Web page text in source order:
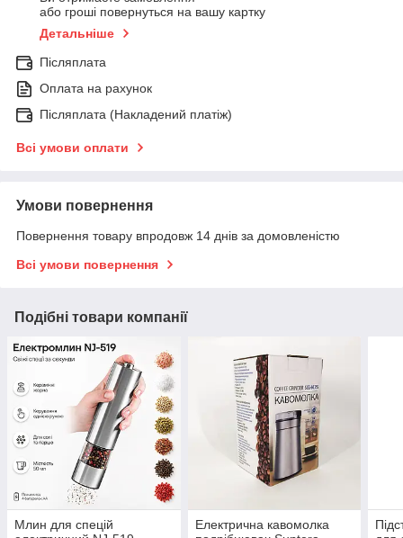
або гроші повернуться на вашу картку
Детальніше
Післяплата
Оплата на рахунок
Післяплата (Накладений платіж)
Всі умови оплати
Умови повернення
Повернення товару впродовж 14 днів за домовленістю
Всі умови повернення
Подібні товари компанії
Млин для спецій
Електрична кавомолка